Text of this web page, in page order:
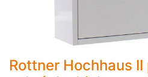
Rottner Hochhaus